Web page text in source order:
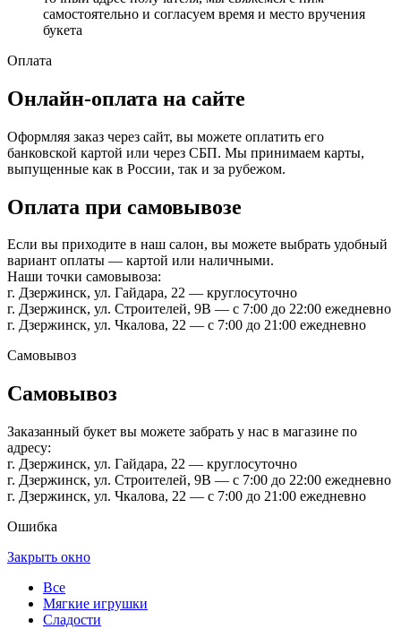
самостоятельно и согласуем время и место вручения
букета
Оплата
Онлайн-оплата на сайте
Оформляя заказ через сайт, вы можете оплатить его
банковской картой или через СБП. Мы принимаем карты,
выпущенные как в России, так и за рубежом.
Оплата при самовывозе
Если вы приходите в наш салон, вы можете выбрать удобный
вариант оплаты — картой или наличными.
Наши точки самовывоза:
г. Дзержинск, ул. Гайдара, 22 — круглосуточно
г. Дзержинск, ул. Строителей, 9В — с 7:00 до 22:00 ежедневно
г. Дзержинск, ул. Чкалова, 22 — с 7:00 до 21:00 ежедневно
Самовывоз
Самовывоз
Заказанный букет вы можете забрать у нас в магазине по
адресу:
г. Дзержинск, ул. Гайдара, 22 — круглосуточно
г. Дзержинск, ул. Строителей, 9В — с 7:00 до 22:00 ежедневно
г. Дзержинск, ул. Чкалова, 22 — с 7:00 до 21:00 ежедневно
Ошибка
Закрыть окно
Все
Мягкие игрушки
Сладости